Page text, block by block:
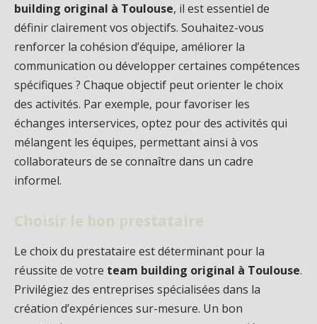
building original à Toulouse, il est essentiel de
définir clairement vos objectifs. Souhaitez-vous
renforcer la cohésion d’équipe, améliorer la
communication ou développer certaines compétences
spécifiques ? Chaque objectif peut orienter le choix
des activités. Par exemple, pour favoriser les
échanges interservices, optez pour des activités qui
mélangent les équipes, permettant ainsi à vos
collaborateurs de se connaître dans un cadre
informel.
Choisir le bon prestataire
Le choix du prestataire est déterminant pour la
réussite de votre team building original à Toulouse.
Privilégiez des entreprises spécialisées dans la
création d’expériences sur-mesure. Un bon